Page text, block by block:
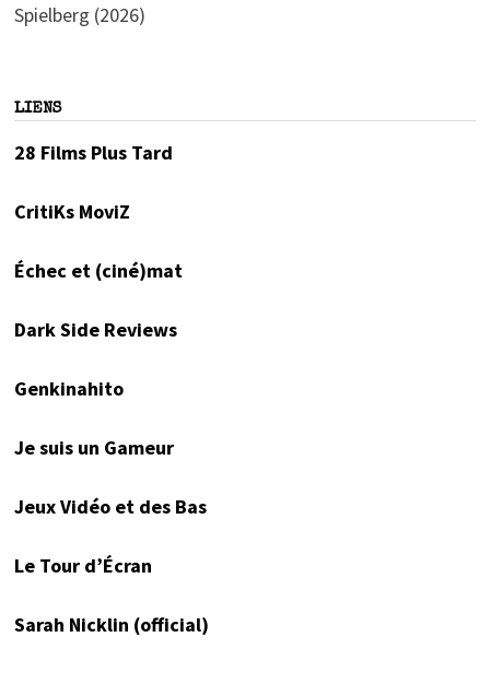
Spielberg (2026)
LIENS
28 Films Plus Tard
CritiKs MoviZ
Échec et (ciné)mat
Dark Side Reviews
Genkinahito
Je suis un Gameur
Jeux Vidéo et des Bas
Le Tour d’Écran
Sarah Nicklin (official)